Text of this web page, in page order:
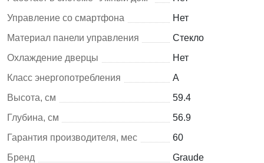
Управление со смартфона
Нет
Материал панели управления
Стекло
Охлаждение дверцы
Нет
Класс энергопотребления
A
Высота, см
59.4
Глубина, см
56.9
Гарантия производителя, мес
60
Бренд
Graude